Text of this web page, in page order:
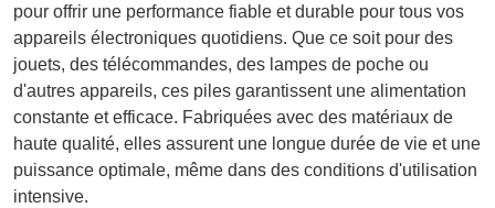
pour offrir une performance fiable et durable pour tous vos
appareils électroniques quotidiens. Que ce soit pour des
jouets, des télécommandes, des lampes de poche ou
d'autres appareils, ces piles garantissent une alimentation
constante et efficace. Fabriquées avec des matériaux de
haute qualité, elles assurent une longue durée de vie et une
puissance optimale, même dans des conditions d'utilisation
intensive.